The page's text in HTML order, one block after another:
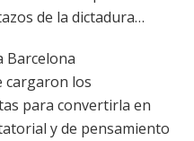
de la dictadura…
Barcelona
cargaron los
para convertirla en
y de pensamiento